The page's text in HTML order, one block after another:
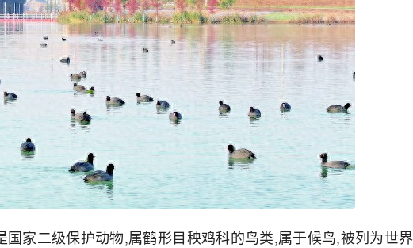
国家二级保护动物,属鹤形目秧鸡科的鸟类,属于候鸟,被列为世界